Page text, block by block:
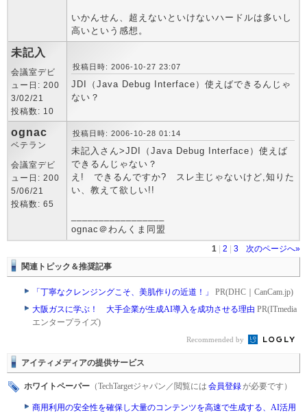
いかんせん、超えないといけないハードルは多いし
高いという感想。
未記入
会議室デビ
ュー日: 200
3/02/21
投稿数: 10
投稿日時: 2006-10-27 23:07
JDI（Java Debug Interface）使えばできるんじゃ
ない？
ognac
ベテラン
会議室デビ
ュー日: 200
5/06/21
投稿数: 65
投稿日時: 2006-10-28 01:14
未記入さん>JDI（Java Debug Interface）使えば
できるんじゃない？
え! できるんですか? スレ主じゃないけど,知りた
い、教えて欲しい!!
ognac＠わんくま同盟
1 2 3
次のページへ»
関連トピック＆推奨記事
「丁寧なクレンジングこそ、美肌作りの近道！」 PR(DHC｜CanCam.jp)
大阪ガスに学ぶ！ 大手企業が生成AI導入を成功させる理由 PR(ITmedia
エンタープライズ)
Recommended by
アイティメディアの提供サービス
ホワイトペーパー （TechTargetジャパン／閲覧には 会員登録が必要です）
商用利用の安全性を確保し大量のコンテンツを高速で生成する、AI活用